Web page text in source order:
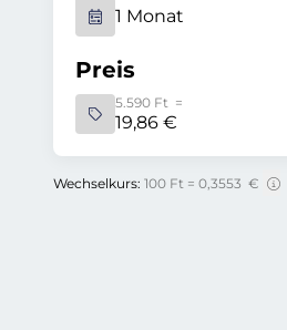
1 Monat
Preis
5.590 Ft =
19,86 €
Wechselkurs: 100 Ft = 0,3553 €